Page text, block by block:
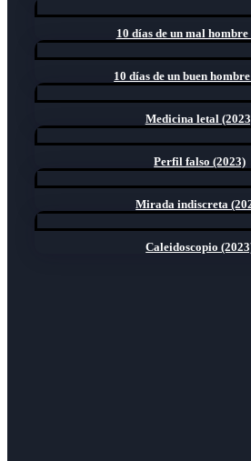
10 días de un mal hombre
10 días de un buen
Medicina letal
Perfil falso (2023)
Mirada indiscreta
Caleidoscopio